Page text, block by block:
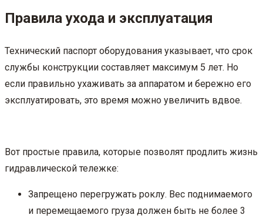
Правила ухода и эксплуатация
Технический паспорт оборудования указывает, что срок
службы конструкции составляет максимум 5 лет. Но
если правильно ухаживать за аппаратом и бережно его
эксплуатировать, это время можно увеличить вдвое.
Вот простые правила, которые позволят продлить жизнь
гидравлической тележке:
Запрещено перегружать роклу. Вес поднимаемого
и перемещаемого груза должен быть не более 3